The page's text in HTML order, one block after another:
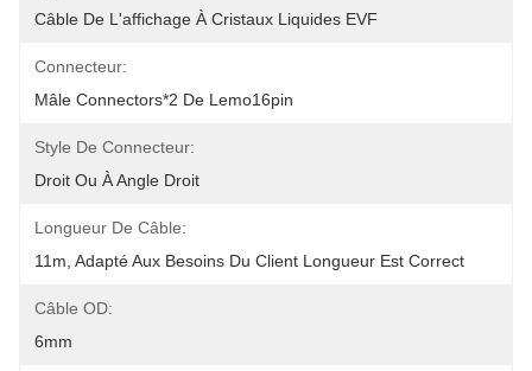
Câble De L'affichage À Cristaux Liquides EVF
Connecteur:
Mâle Connectors*2 De Lemo16pin
Style De Connecteur:
Droit Ou À Angle Droit
Longueur De Câble:
11m, Adapté Aux Besoins Du Client Longueur Est Correct
Câble OD:
6mm